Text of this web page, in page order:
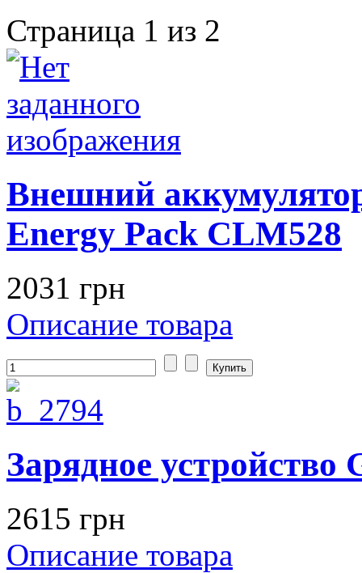
Страница 1 из 2
Внешний
Energy Pack CLM528
2031 грн
Описание товара
Зарядное устройство
2615 грн
Описание товара